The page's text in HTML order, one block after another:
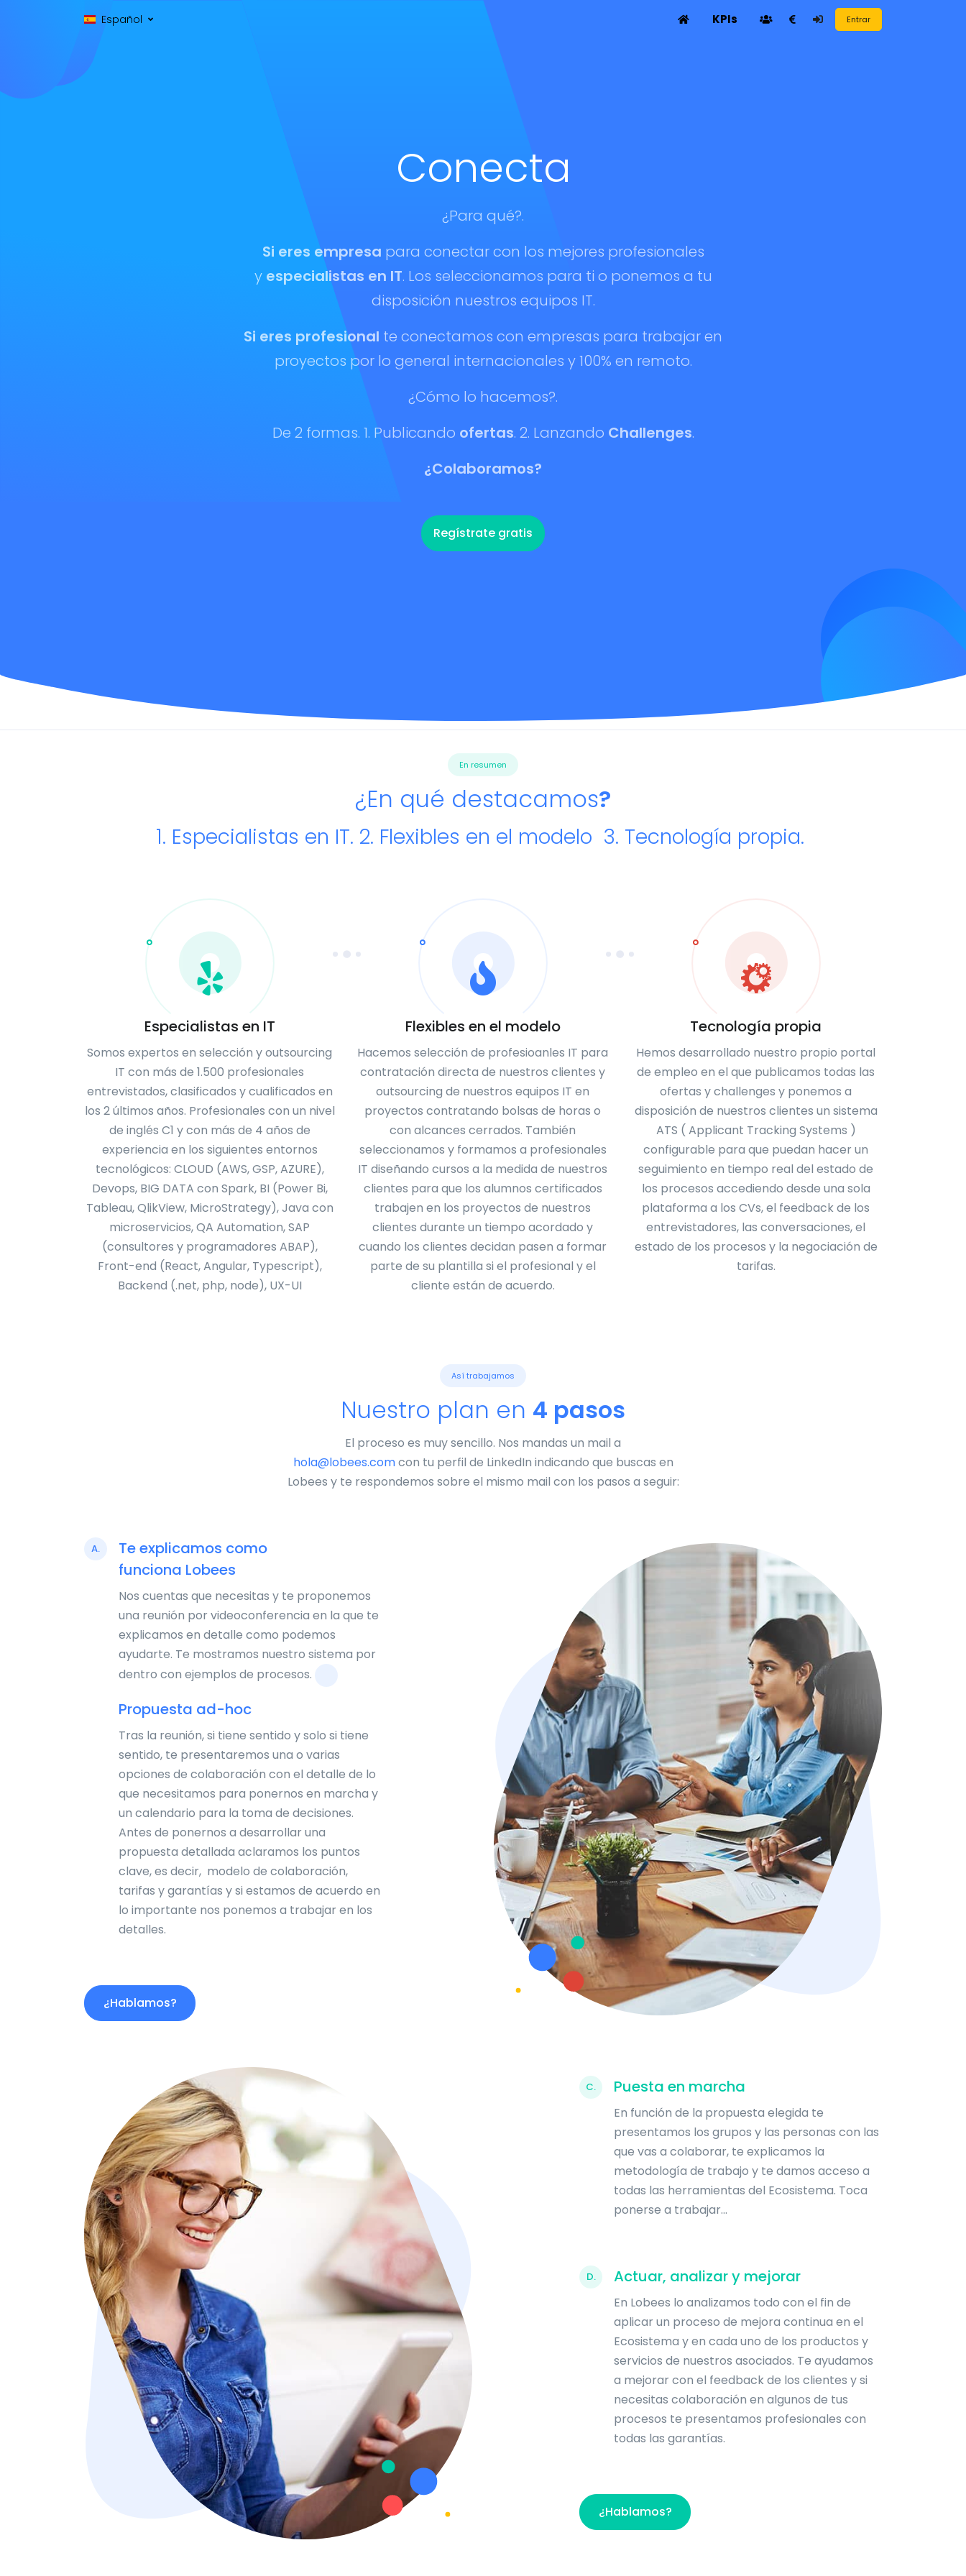
Español‎ KPIs Entrar
Conecta
¿Para qué?.
Si eres empresa para conectar con los mejores profesionales
y especialistas en IT. Los seleccionamos para ti o ponemos a tu
disposición nuestros equipos IT.
Si eres profesional te conectamos con empresas para trabajar en
proyectos por lo general internacionales y 100% en remoto.
¿Cómo lo hacemos?.
De 2 formas. 1. Publicando ofertas. 2. Lanzando Challenges.
¿Colaboramos?
Regístrate gratis
En resumen
¿En qué destacamos?
1. Especialistas en IT. 2. Flexibles en el modelo 3. Tecnología propia.
Especialistas en IT
Somos expertos en selección y outsourcing
IT con más de 1.500 profesionales
entrevistados, clasificados y cualificados en
los 2 últimos años. Profesionales con un nivel
de inglés C1 y con más de 4 años de
experiencia en los siguientes entornos
tecnológicos: CLOUD (AWS, GSP, AZURE),
Devops, BIG DATA con Spark, BI (Power Bi,
Tableau, QlikView, MicroStrategy), Java con
microservicios, QA Automation, SAP
(consultores y programadores ABAP),
Front-end (React, Angular, Typescript),
Backend (.net, php, node), UX-UI
Flexibles en el modelo
Hacemos selección de profesioanles IT para
contratación directa de nuestros clientes y
outsourcing de nuestros equipos IT en
proyectos contratando bolsas de horas o
con alcances cerrados. También
seleccionamos y formamos a profesionales
IT diseñando cursos a la medida de nuestros
clientes para que los alumnos certificados
trabajen en los proyectos de nuestros
clientes durante un tiempo acordado y
cuando los clientes decidan pasen a formar
parte de su plantilla si el profesional y el
cliente están de acuerdo.
Tecnología propia
Hemos desarrollado nuestro propio portal
de empleo en el que publicamos todas las
ofertas y challenges y ponemos a
disposición de nuestros clientes un sistema
ATS ( Applicant Tracking Systems )
configurable para que puedan hacer un
seguimiento en tiempo real del estado de
los procesos accediendo desde una sola
plataforma a los CVs, el feedback de los
entrevistadores, las conversaciones, el
estado de los procesos y la negociación de
tarifas.
Así trabajamos
Nuestro plan en 4 pasos
El proceso es muy sencillo. Nos mandas un mail a
hola@lobees.comcon tu perfil de LinkedIn indicando que buscas en
Lobees y te respondemos sobre el mismo mail con los pasos a seguir:
A.
Te explicamos como
funciona Lobees
Nos cuentas que necesitas y te proponemos
una reunión por videoconferencia en la que te
explicamos en detalle como podemos
ayudarte. Te mostramos nuestro sistema por
dentro con ejemplos de procesos.
Propuesta ad-hoc
Tras la reunión, si tiene sentido y solo si tiene
sentido, te presentaremos una o varias
opciones de colaboración con el detalle de lo
que necesitamos para ponernos en marcha y
un calendario para la toma de decisiones.
Antes de ponernos a desarrollar una
propuesta detallada aclaramos los puntos
clave, es decir, modelo de colaboración,
tarifas y garantías y si estamos de acuerdo en
lo importante nos ponemos a trabajar en los
detalles.
¿Hablamos?
C. Puesta en marcha
En función de la propuesta elegida te
presentamos los grupos y las personas con las
que vas a colaborar, te explicamos la
metodología de trabajo y te damos acceso a
todas las herramientas del Ecosistema. Toca
ponerse a trabajar...
D. Actuar, analizar y mejorar
En Lobees lo analizamos todo con el fin de
aplicar un proceso de mejora continua en el
Ecosistema y en cada uno de los productos y
servicios de nuestros asociados. Te ayudamos
a mejorar con el feedback de los clientes y si
necesitas colaboración en algunos de tus
procesos te presentamos profesionales con
todas las garantías.
¿Hablamos?